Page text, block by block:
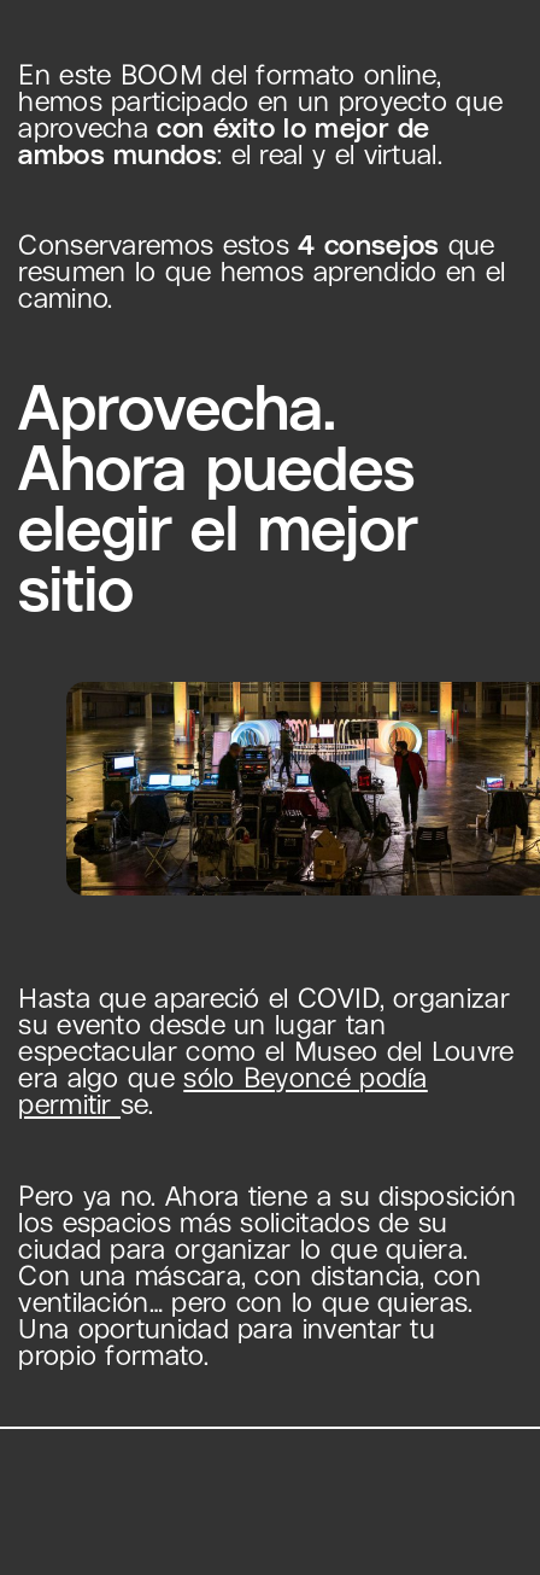
En este BOOM del formato online,
hemos participado en un proyecto que
aprovechacon éxito lo mejor de
ambos mundos: el real y el virtual.
Conservaremos estos4 consejos que
resumen lo que hemos aprendido en el
camino.
Aprovecha.
Ahora puedes
elegir el mejor
sitio
Hasta que apareció el COVID, organizar
su evento desde un lugar tan
espectacular como el Museo del Louvre
era algo quesólo Beyoncé podía
permitirse.
Pero ya no. Ahora tiene a su disposición
los espacios más solicitados de su
ciudad para organizar lo que quiera.
Con una máscara, con distancia, con
ventilación… pero con lo que quieras.
Una oportunidad para inventar tu
propio formato.